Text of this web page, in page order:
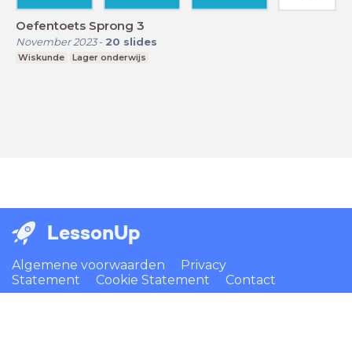
Oefentoets Sprong 3
November 2023- 20 slides
Wiskunde Lager onderwijs
LessonUp
Algemene voorwaarden
Privacy
Statement
Cookie Statement Contact